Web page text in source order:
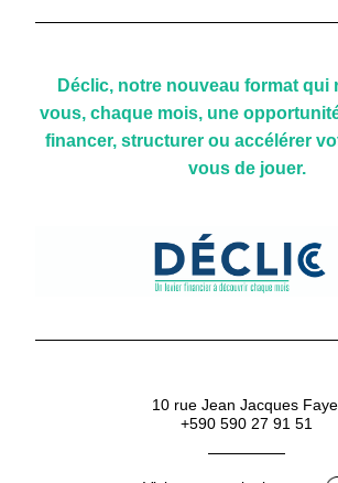
Déclic, notre nouveau format qui
vous, chaque mois, une
financer, structurer ou accélérer
vous de jouer.
10 rue Jean Jacques
+590 590 27 91 51